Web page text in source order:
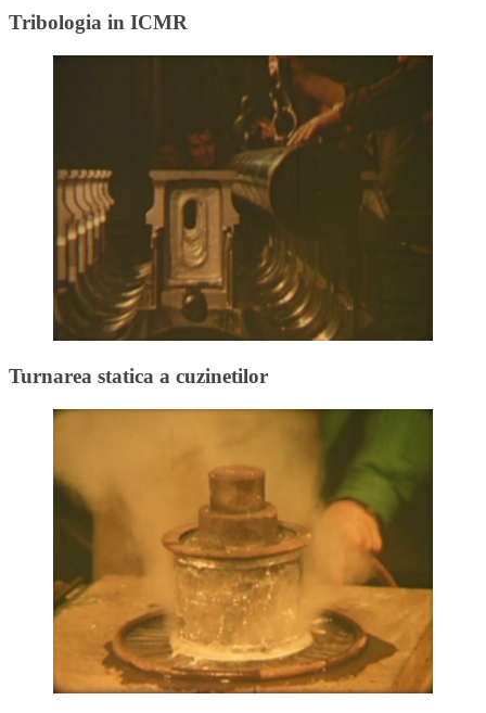
Tribologia in ICMR
Turnarea statica a cuzinetilor